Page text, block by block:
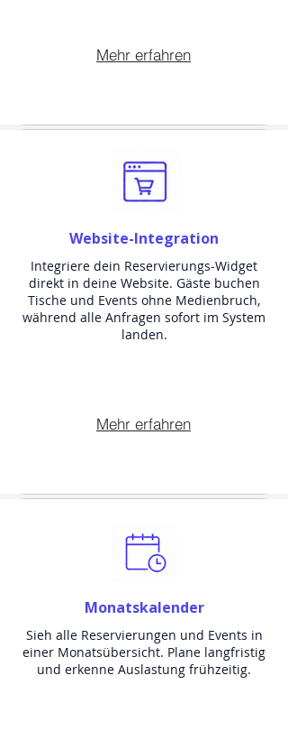
Mehr erfahren
Website-Integration
Integriere dein Reservierungs-Widget
direkt in deine Website. Gäste buchen
Tische und Events ohne Medienbruch,
während alle Anfragen sofort im System
landen.
Mehr erfahren
Monatskalender
Sieh alle Reservierungen und Events in
einer Monatsübersicht. Plane langfristig
und erkenne Auslastung frühzeitig.